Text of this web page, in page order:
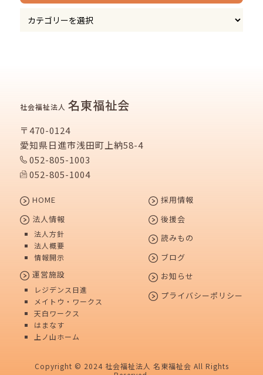
社会福祉法人 名東福祉会
〒470-0124
愛知県日進市浅田町上納58-4
052-805-1003
052-805-1004
HOME
法人情報
法人方針
法人概要
情報開示
運営施設
レジデンス日進
メイトウ・ワークス
天白ワークス
はまなす
上ノ山ホーム
採用情報
後援会
読みもの
ブログ
お知らせ
プライバシーポリシー
Copyright © 2024 社会福祉法人 名東福祉会 All Rights